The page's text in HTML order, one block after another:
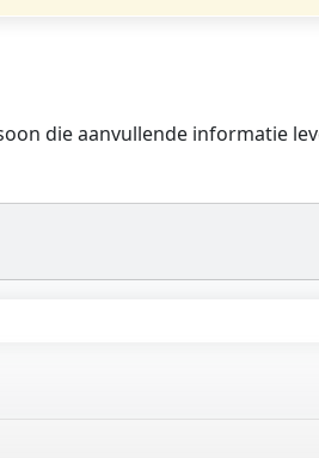
die aanvullende informatie